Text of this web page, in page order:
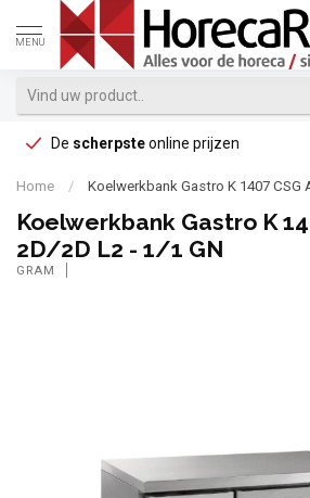
MENU
De scherpsteonline prijzen
Home / Koelwerkbank Gastro K 1407 CSG
Koelwerkbank Gastro K
2D/2D L2 - 1/1 GN
GRAM